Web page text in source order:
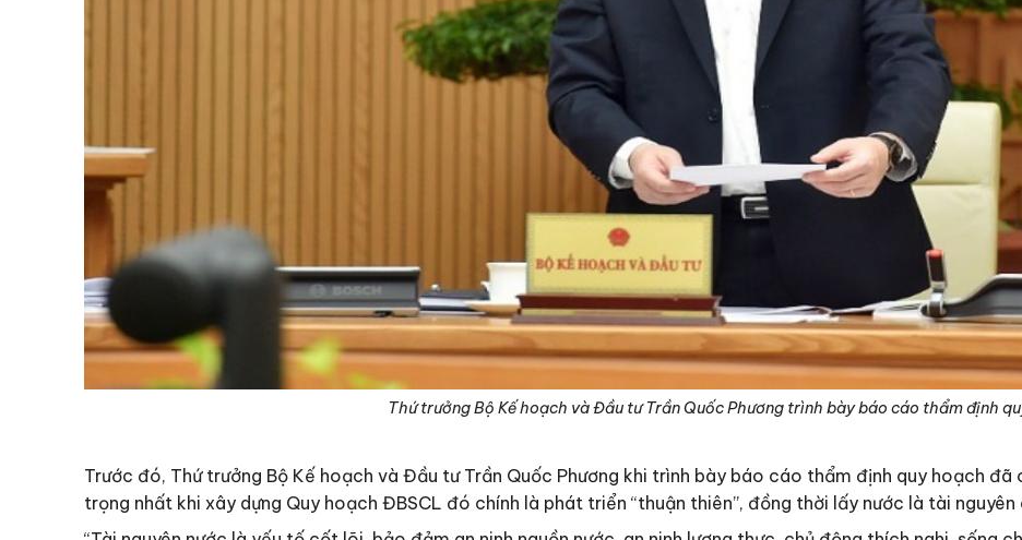
Thứ trưởng Bộ Kế hoạch và Đầu tư Trần Quốc Phương trình bày báo cáo thẩm định
Trước đó, Thứ trưởng Bộ Kế hoạch và Đầu tư Trần Quốc Phương khi trình bày báo cáo thẩm định quy hoạch
trọng nhất khi xây dựng Quy hoạch ĐBSCL đó chính là phát triển “thuận thiên”, đồng thời lấy nước là tài